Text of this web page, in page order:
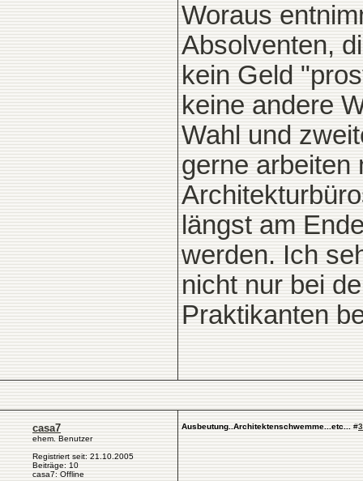
Woraus
Absolventen,
kein Geld
keine andere
Wahl und
gerne arbeiten
längst am
werden. Ich
nicht nur bei
Praktikanten
casa7
ehem. Benutzer
Registriert seit: 21.10.2005
Beiträge: 10
casa7: Offline
Ausbeutung..Architektenschwemme...etc... #